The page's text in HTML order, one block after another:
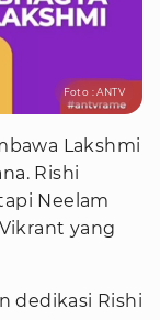
Foto : ANTV
Lakshmi
Rishi
Neelam
yang
dedikasi Rishi